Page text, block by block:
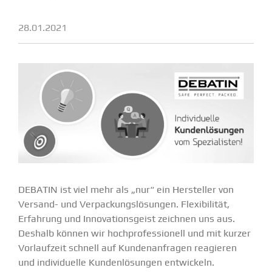
28.01.2021
DEBATIN ist viel mehr als „nur“ ein Hersteller von
Versand- und Verpa­ckungs­lö­sungen. Flexi­bi­lität,
Erfahrung und Innova­ti­ons­geist zeichnen uns aus.
Deshalb können wir hochpro­fes­sionell und mit kurzer
Vorlaufzeit schnell auf Kunden­an­fragen reagieren
und indivi­duelle Kunden­lö­sungen entwi­ckeln.